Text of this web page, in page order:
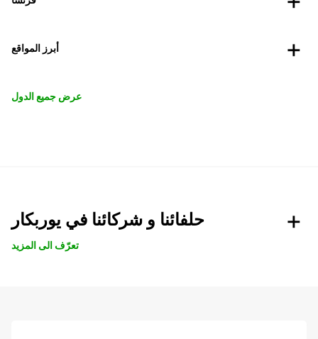
أبرز المواقع
عرض جميع الدول
حلفائنا و شركائنا في يوربكار
تعرّف الى المزيد